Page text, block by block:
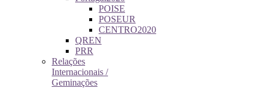
POISE
POSEUR
CENTRO2020
QREN
PRR
Relações
Internacionais /
Geminações